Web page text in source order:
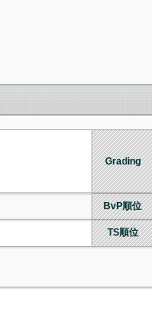
Grading
BvP順位
TS順位